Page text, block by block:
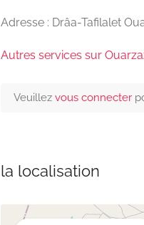
Adresse : Drâa-Tafilalet
Autres services sur
Veuillez vous connecter
la localisation